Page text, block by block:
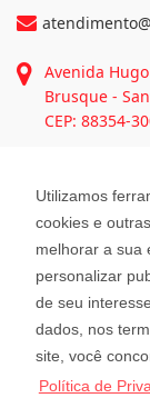
Utilizamos
cookies e
melhorar a sua
personalizar
de seu
dados, nos
site, você
Política de
(47) 3351-1062
Avenida Hugo
CEP: 88354-
Horário
Segunda a
08h00 - 12h00 e